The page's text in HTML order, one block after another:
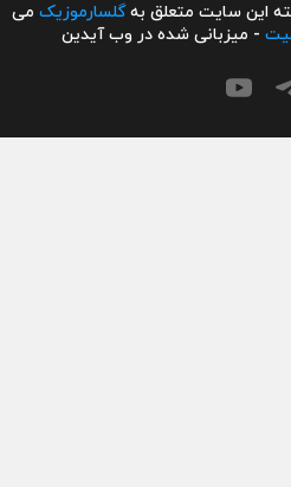
این سایت متعلق بهگلسارموزیک می
- میزبانی شده در وب آیدین